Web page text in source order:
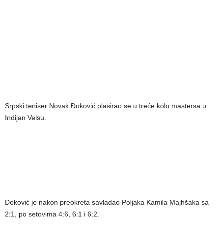
Srpski teniser Novak Đoković plasirao se u treće kolo mastersa u
Indijan Velsu.
Đoković je nakon preokreta savladao Poljaka Kamila Majhšaka sa
2:1, po setovima 4:6, 6:1 i 6:2.